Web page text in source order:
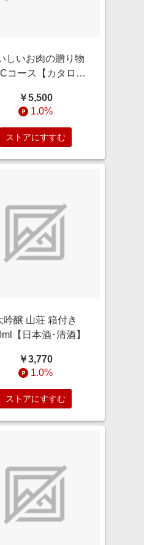
しいお肉の贈り物
コース【カタログ
￥5,500
1.0%
ストアにすすむ
吟醸 山荘 箱付き
【日本酒･清酒】
￥3,770
1.0%
ストアにすすむ